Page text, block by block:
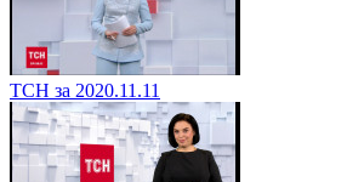
ТСН за 2020.11.11